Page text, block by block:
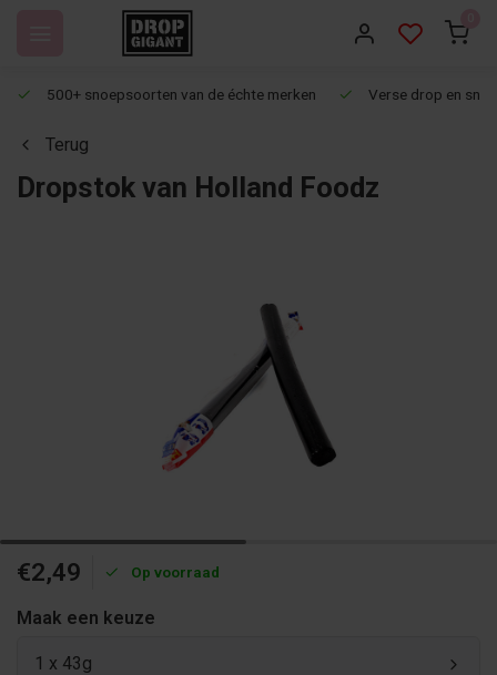
500+ snoepsoorten van de échte merken Verse drop en
Terug
Dropstok van Holland Foodz
€2,49 Op voorraad
Maak een keuze
1 x 43g